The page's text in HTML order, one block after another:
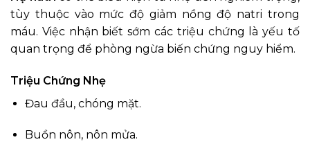
tùy thuộc vào mức độ giảm nồng độ natri trong
máu. Việc nhận biết sớm các triệu chứng là yếu tố
quan trọng để phòng ngừa biến chứng nguy hiểm.
Triệu Chứng Nhẹ
Đau đầu, chóng mặt.
Buồn nôn, nôn mửa.